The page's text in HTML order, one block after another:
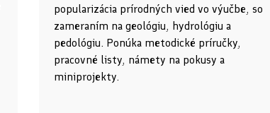
popularizácia prírodných vied vo výučbe, so
zameraním na geológiu, hydrológiu a
pedológiu. Ponúka metodické príručky,
pracovné listy, námety na pokusy a
miniprojekty.